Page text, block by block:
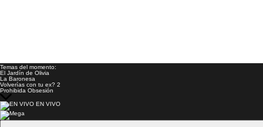
Temas del momento:
El Jardín de Olivia
La Baronesa
Volverías con tu ex? 2
Prohibida Obsesión
EN VIVO